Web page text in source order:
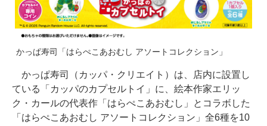
かっぱ寿司「はらぺこあおむし アソートコレクション」
かっぱ寿司（カッパ・クリエイト）は、店内に設置し
ている「カッパのカプセルトイ」に、絵本作家エリッ
ク・カールの代表作「はらぺこあおむし」とコラボした
「はらぺこあおむし アソートコレクション」全6種を10